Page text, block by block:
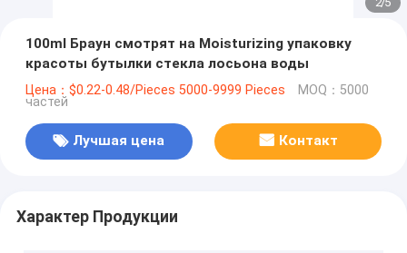
100ml Браун смотрят на Moisturizing упаковку
красоты бутылки стекла лосьона воды
Цена：$0.22-0.48/Pieces 5000-9999 Pieces MOQ：5000
частей
Лучшая цена Контакт
Характер Продукции